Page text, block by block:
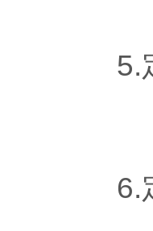
5.定
6.定